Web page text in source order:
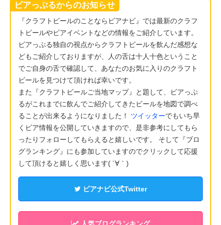
ビアっぷるからのお知らせ
『クラフトビールのことならビアナビ』では最新のクラフ
トビールやビアイベントなどの情報をご紹介しています。
ビアっぷる独自の視点からクラフトビールを飲んだ感想な
どもご紹介しておりますが、人の舌は十人十色ということ
でご自身の舌で確認して、あなたのお気に入りのクラフト
ビールを見つけて頂ければ幸いです。
また『クラフトビールご当地マップ』と題して、ビアっぷ
るがこれまでに飲んでご紹介してきたビールを地図で調べ
ることが出来るようになりました！ ツイッターでもいち早
くビア情報を公開していきますので、是非参考にしてもら
ったりフォローしてもらえると嬉しいです。 そして『ブロ
グランキング』にも参加していますのでクリックして応援
して頂けると嬉しく思います( ´∀｀)
ビアナビ公式Twitter